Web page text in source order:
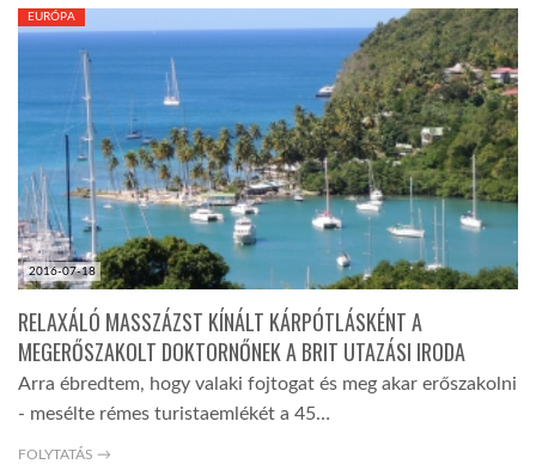
2016-07-18
EURÓPA
RELAXÁLÓ MASSZÁZST KÍNÁLT KÁRPÓTLÁSKÉNT A
MEGERŐSZAKOLT DOKTORNŐNEK A BRIT UTAZÁSI IRODA
Arra ébredtem, hogy valaki fojtogat és meg akar erőszakolni
- mesélte rémes turistaemlékét a 45…
FOLYTATÁS →